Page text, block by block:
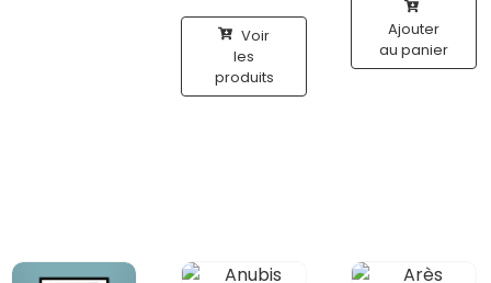
Voir
les
produits
Ajouter
au panier